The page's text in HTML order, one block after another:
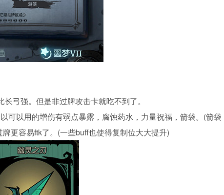
弓强。但是非过牌攻击卡就吃不到了。
可以用的增伤有弱点暴露，腐蚀药水，力量祝福，箭袋。(箭袋
更容易ftk了。(一些buff也使得复制位大大提升)